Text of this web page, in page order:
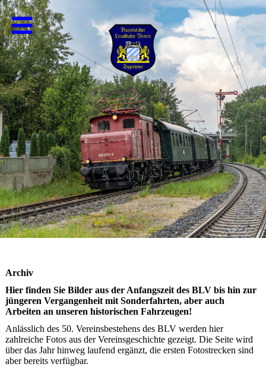
Archiv
Hier finden Sie Bilder aus der Anfangszeit des BLV bis hin zur
jüngeren Vergangenheit mit Sonderfahrten, aber auch
Arbeiten an unseren historischen Fahrzeugen!
Anlässlich des 50. Vereinsbestehens des BLV werden hier
zahlreiche Fotos aus der Vereinsgeschichte gezeigt. Die Seite wird
über das Jahr hinweg laufend ergänzt, die ersten Fotostrecken sind
aber bereits verfügbar.